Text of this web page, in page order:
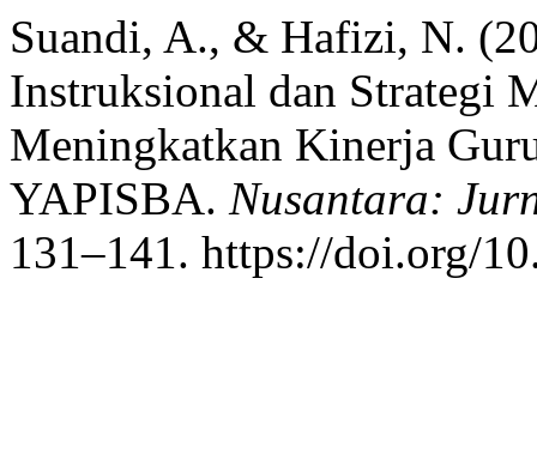
Suandi, A., & Hafizi, N.
Instruksional dan Strategi
Meningkatkan Kinerja
YAPISBA. Nusantara:
131–141. https://doi.org/